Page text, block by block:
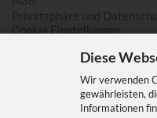
Diese
Wir verwenden
gewährleisten,
Informationen